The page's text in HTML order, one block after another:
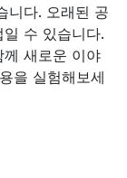
니다. 오래된 공
수 있습니다.
새로운 이야
을 실험해보세